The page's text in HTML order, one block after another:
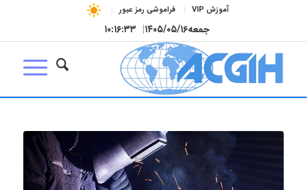
آموزش VIP فراموشی رمز عبور
جمعه۱۴۰۵/۰۵/۱۶| ۱۰:۱۶:۳۳